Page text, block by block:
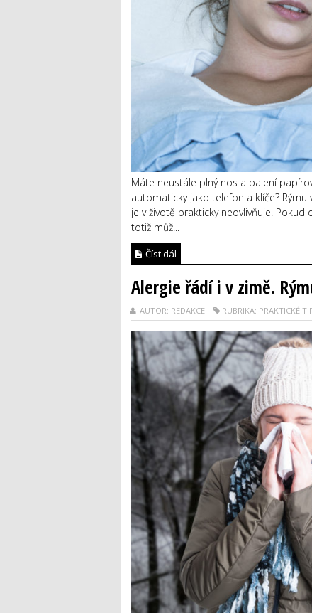
Máte neustále plný nos a balení
automaticky jako telefon a klíče?
je v životě prakticky neovlivňuje.
totiž můž...
Číst dál
Alergie řádí i v zimě.
AUTOR: REDAKCE RUBRIKA: PRAKTICKÉ